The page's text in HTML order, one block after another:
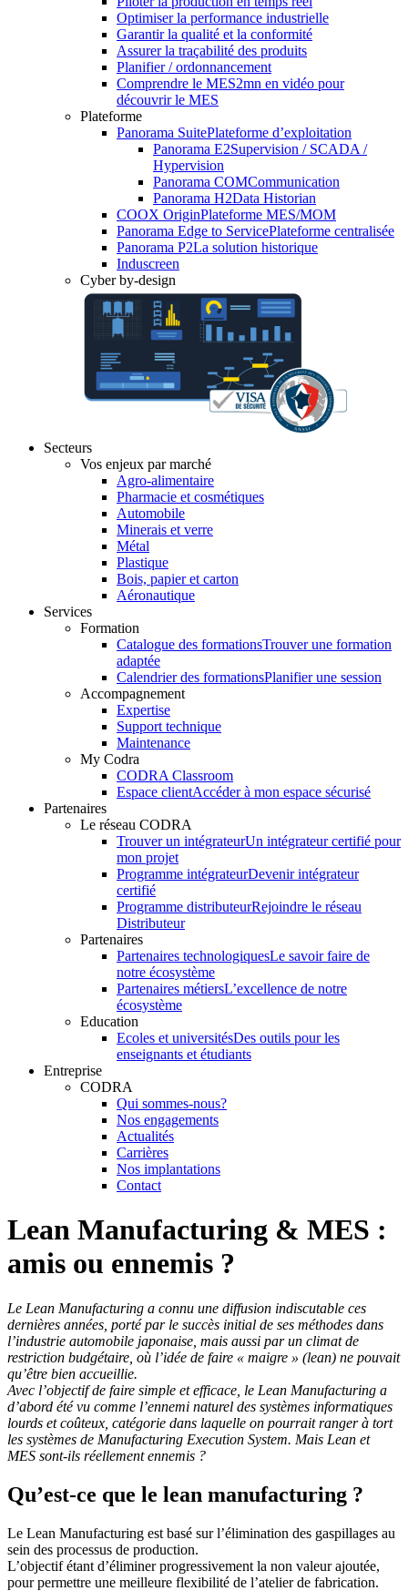
Optimiser la performance industrielle
Garantir la qualité et la conformité
Assurer la traçabilité des produits
Planifier / ordonnancement
Comprendre le MES2mn en vidéo pour
découvrir le MES
Plateforme
Panorama SuitePlateforme d’exploitation
Panorama E2Supervision / SCADA /
Hypervision
Panorama COMCommunication
Panorama H2Data Historian
COOX OriginPlateforme MES/MOM
Panorama Edge to ServicePlateforme centralisée
Panorama P2La solution historique
Induscreen
Cyber by-design
Secteurs
Vos enjeux par marché
Agro-alimentaire
Pharmacie et cosmétiques
Automobile
Minerais et verre
Métal
Plastique
Bois, papier et carton
Aéronautique
Services
Formation
Catalogue des formationsTrouver une formation
adaptée
Calendrier des formationsPlanifier une session
Accompagnement
Expertise
Support technique
Maintenance
My Codra
CODRA Classroom
Espace clientAccéder à mon espace sécurisé
Partenaires
Le réseau CODRA
Trouver un intégrateurUn intégrateur certifié pour
mon projet
Programme intégrateurDevenir intégrateur
certifié
Programme distributeurRejoindre le réseau
Distributeur
Partenaires
Partenaires technologiquesLe savoir faire de
notre écosystème
Partenaires métiersL’excellence de notre
écosystème
Education
Ecoles et universitésDes outils pour les
enseignants et étudiants
Entreprise
CODRA
Qui sommes-nous?
Nos engagements
Actualités
Carrières
Nos implantations
Contact
Lean Manufacturing & MES :
amis ou ennemis ?
Le Lean Manufacturing a connu une diffusion indiscutable ces
dernières années, porté par le succès initial de ses méthodes dans
l’industrie automobile japonaise, mais aussi par un climat de
restriction budgétaire, où l’idée de faire « maigre » (lean) ne pouvait
qu’être bien accueillie.
Avec l’objectif de faire simple et efficace, le Lean Manufacturing a
d’abord été vu comme l’ennemi naturel des systèmes informatiques
lourds et coûteux, catégorie dans laquelle on pourrait ranger à tort
les systèmes de Manufacturing Execution System. Mais Lean et
MES sont-ils réellement ennemis ?
Qu’est-ce que le lean manufacturing ?
Le Lean Manufacturing est basé sur l’élimination des gaspillages au
sein des processus de production.
L’objectif étant d’éliminer progressivement la non valeur ajoutée,
pour permettre une meilleure flexibilité de l’atelier de fabrication.